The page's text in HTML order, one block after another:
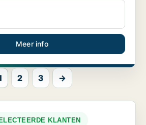
Meer info
2 3 →
KLANTEN